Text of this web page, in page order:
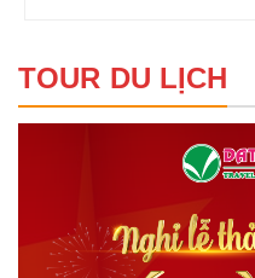
TOUR DU LỊCH